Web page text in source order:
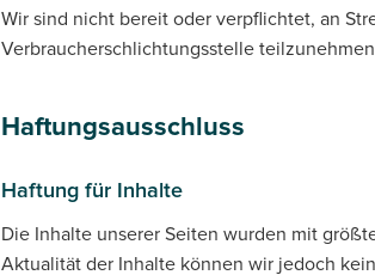
Wir sind nicht bereit oder verpflichtet, an
Verbraucherschlichtungsstelle
Haftungsausschluss
Haftung für Inhalte
Die Inhalte unserer Seiten wurden mit
Aktualität der Inhalte können wir jedoch